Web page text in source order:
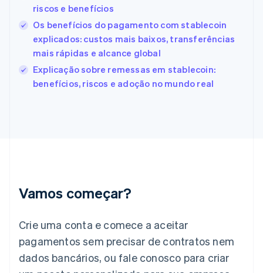
riscos e benefícios
Os benefícios do pagamento com stablecoin
explicados: custos mais baixos, transferências
mais rápidas e alcance global
Explicação sobre remessas em stablecoin:
benefícios, riscos e adoção no mundo real
Vamos começar?
Crie uma conta e comece a aceitar
pagamentos sem precisar de contratos nem
dados bancários, ou fale conosco para criar
English Español简体中文
Estônia
English
Finlândia
EnglishSvenska
França
Français English
Gibraltar
English
Italiano English
日本語English
Letônia